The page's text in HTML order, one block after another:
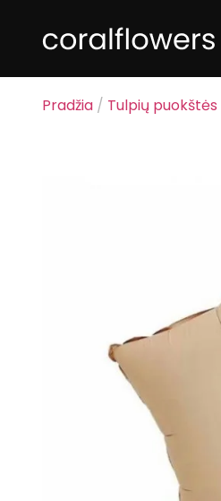
Pradžia / Tulpių puokštės